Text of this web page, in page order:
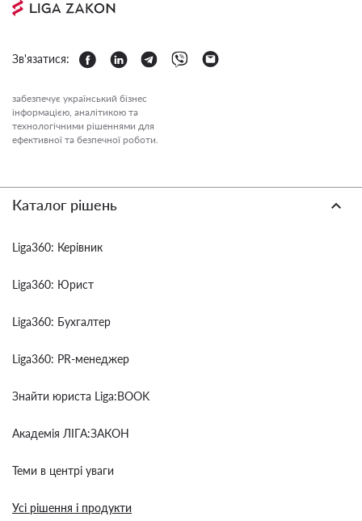
Зв'язатися:
забезпечує український бізнес
інформацією, аналітикою та
технологічними рішеннями для
ефективної та безпечної роботи.
Каталог рішень
Liga360: Керівник
Liga360: Юрист
Liga360: Бухгалтер
Liga360: PR-менеджер
Знайти юриста Liga:BOOK
Академія ЛІГА:ЗАКОН
Теми в центрі уваги
Усі рішення і продукти